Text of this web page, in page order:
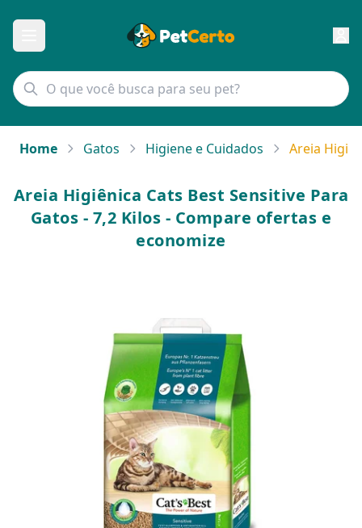
Home Gatos Higiene e Cuidados Areia
Areia Higiênica Cats Best Sensitive Para
Gatos - 7,2 Kilos - Compare ofertas e
economize